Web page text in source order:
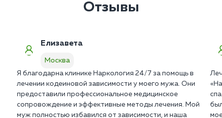
Отзывы
Елизавета
Москва
Я благодарна клинике Наркология 24/7 за помощь в
лечении кодеиновой зависимости у моего мужа. Они
предоставили профессиональное медицинское
сопровождение и эффективные методы лечения. Мой
муж полностью избавился от зависимости, и наша